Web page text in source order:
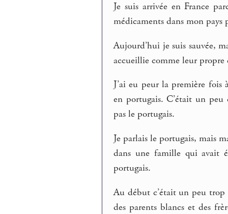
Je suis arrivée en France
médicaments dans mon pays
Aujourd’hui je suis sauvée,
accueillie comme leur
J’ai eu peur la première fois
en portugais. C’était un
pas le portugais.
Je parlais le portugais, mais
dans une famille qui avait
portugais.
Au début c’était un peu trop
des parents blancs et des